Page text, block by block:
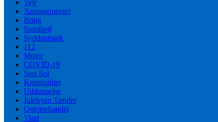
Vejr
Arrangementer
Bolig
Sundhed
Syddanmark
112
Motor
COVID-19
Sort Sol
Kriminalitet
Uddannelse
Julebyen Tønder
Grænsehandel
Vind